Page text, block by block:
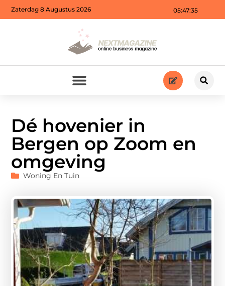
05:47:37
Zaterdag 8 Augustus 2026
Dé hovenier in
Bergen op Zoom en
omgeving
Woning En Tuin